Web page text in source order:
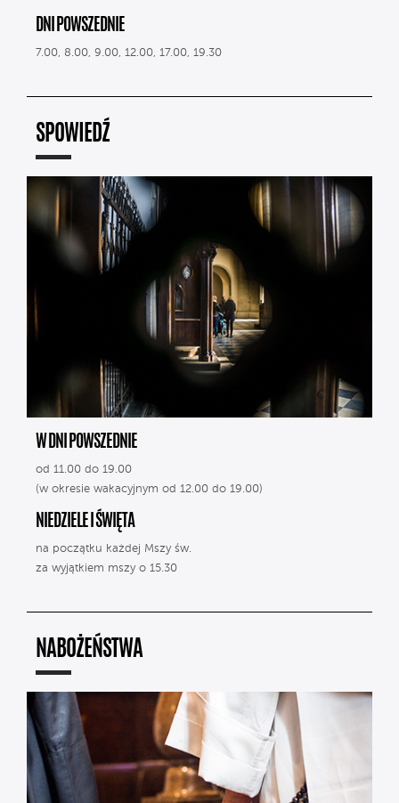
DNI POWSZEDNIE
7.00, 8.00, 9.00, 12.00, 17.00, 19.30
SPOWIEDŹ
W DNI POWSZEDNIE
od 11.00 do 19.00
(w okresie wakacyjnym od 12.00 do 19.00)
NIEDZIELE I ŚWIĘTA
na początku każdej Mszy św.
za wyjątkiem mszy o 15.30
NABOŻEŃSTWA